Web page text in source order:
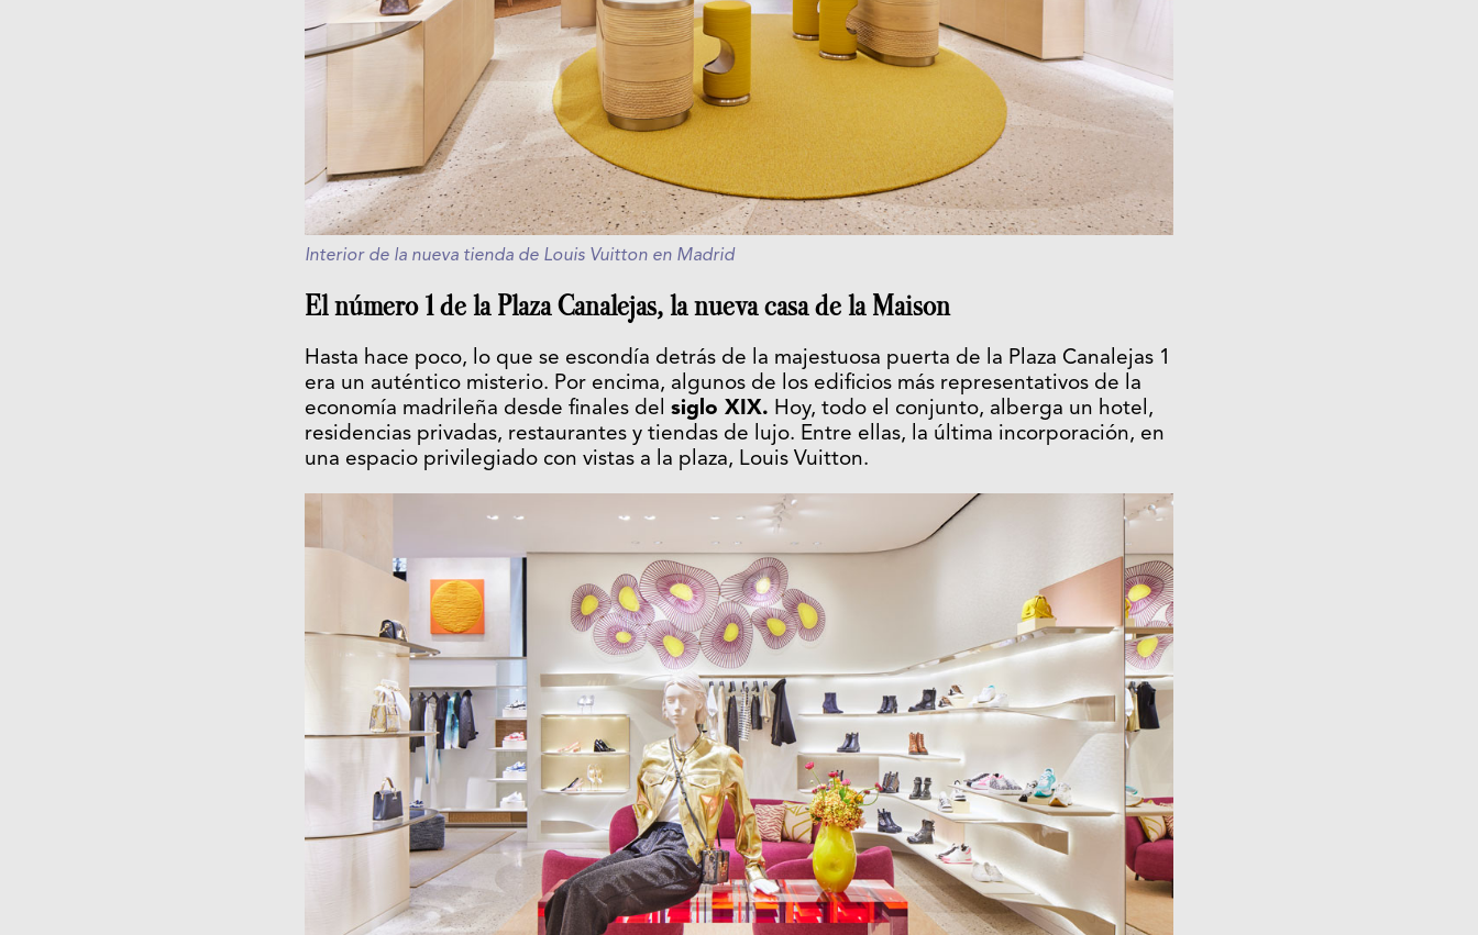
Interior de la nueva tienda de Louis Vuitton en Madrid
El número 1 de la Plaza Canalejas, la nueva casa de la Maison
Hasta hace poco, lo que se escondía detrás de la majestuosa puerta de la Plaza Canalejas 1
era un auténtico misterio. Por encima, algunos de los edificios más representativos de la
economía madrileña desde finales del siglo XIX. Hoy, todo el conjunto, alberga un hotel,
residencias privadas, restaurantes y tiendas de lujo. Entre ellas, la última incorporación, en
una espacio privilegiado con vistas a la plaza, Louis Vuitton.